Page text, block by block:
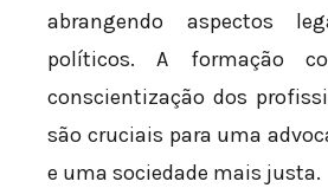
abrangendo aspectos
políticos. A formação
conscientização dos
são cruciais para uma
e uma sociedade mais justa.